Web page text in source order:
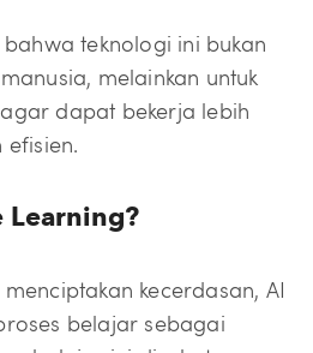
teknologi ini bukan
melainkan untuk
dapat bekerja lebih
efisien.
Learning?
kecerdasan, AI
belajar sebagai